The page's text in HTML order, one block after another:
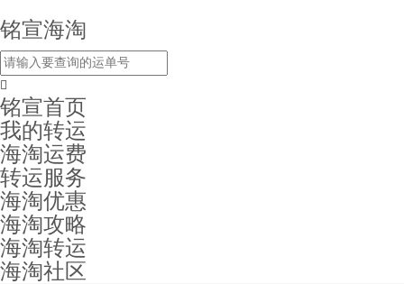
铭宣海淘
铭宣首页
我的转运
海淘运费
转运服务
海淘优惠
海淘攻略
海淘转运
海淘社区